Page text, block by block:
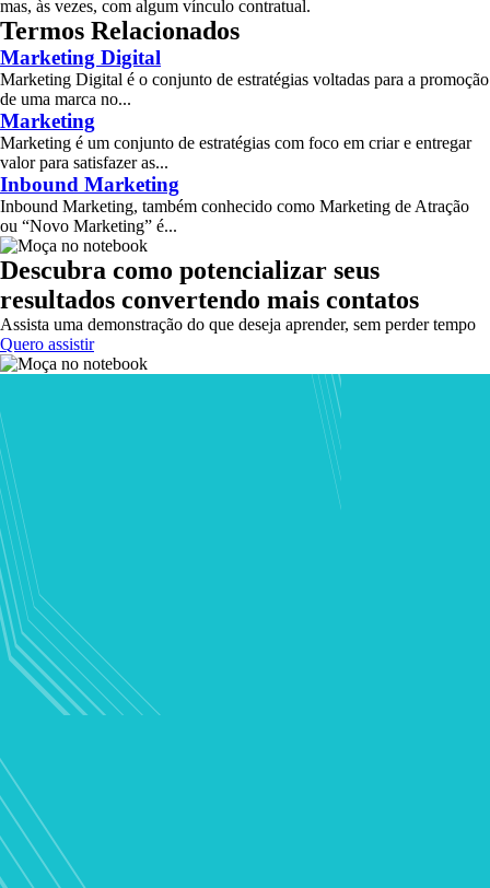
mas, às vezes, com algum vínculo contratual.
Termos Relacionados
Marketing Digital
Marketing Digital é o conjunto de estratégias voltadas para a promoção
de uma marca no...
Marketing
Marketing é um conjunto de estratégias com foco em criar e entregar
valor para satisfazer as...
Inbound Marketing
Inbound Marketing, também conhecido como Marketing de Atração
ou “Novo Marketing” é...
Descubra como potencializar seus
resultados convertendo mais contatos
Assista uma demonstração do que deseja aprender, sem perder tempo
Quero assistir